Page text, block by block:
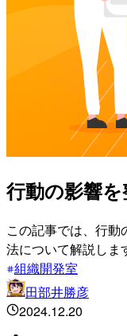
行動の影響
この記事では、行
法について解説しま
組織開発室
田部井勝彦
2024.12.20